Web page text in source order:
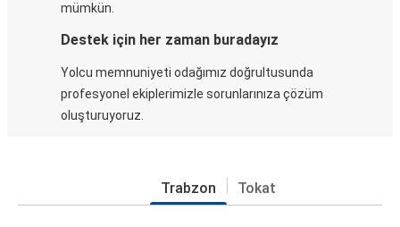
mümkün.
Destek için her zaman buradayız
Yolcu memnuniyeti odağımız doğrultusunda
profesyonel ekiplerimizle sorunlarınıza çözüm
oluşturuyoruz.
Trabzon Tokat